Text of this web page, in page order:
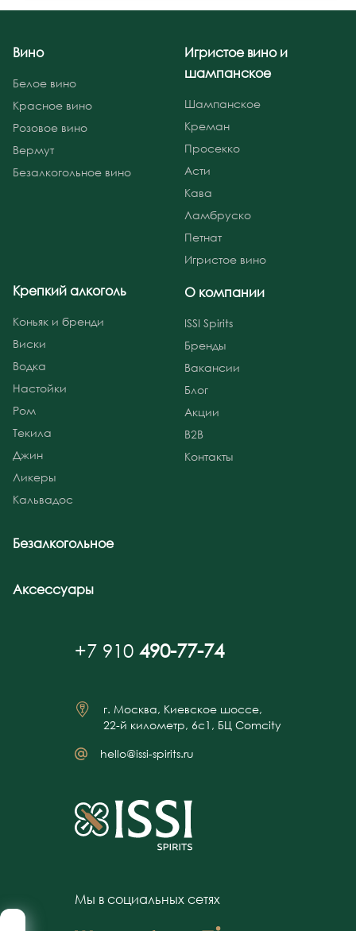
Вино
Белое вино
Красное вино
Розовое вино
Вермут
Безалкогольное вино
Игристое вино и
шампанское
Шампанское
Креман
Просекко
Асти
Кава
Ламбруско
Петнат
Игристое вино
Крепкий алкоголь
Коньяк и бренди
Виски
Водка
Настойки
Ром
Текила
Джин
Ликеры
Кальвадос
Безалкогольное
Аксессуары
О компании
ISSI Spirits
Бренды
Вакансии
Блог
Акции
B2B
Контакты
+7 910 490-77-74
г. Москва, Киевское шоссе,
22-й километр, 6с1, БЦ Comcity
hello@issi-spirits.ru
Мы в социальных сетях